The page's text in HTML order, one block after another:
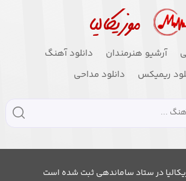
آرشیو هنرمندان
دانلود آهنگ
ریمیکس
دانلود مداحی
در ستاد ساماندهی ثبت شده است